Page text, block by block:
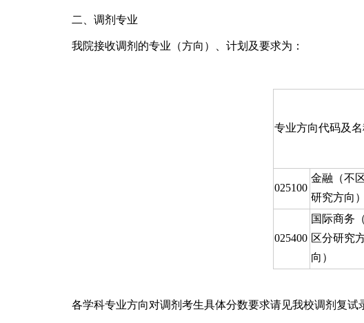
二、调剂专业
我院接收调剂的专业（方向）、计划及要求为：
专业方向代码及
025100
金融（不
研究方向）
025400
国际商务
区分研究
向）
各学科专业方向对调剂考生具体分数要求请见我校调剂复试